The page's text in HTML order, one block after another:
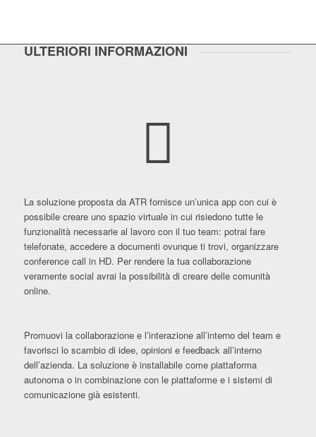
ULTERIORI INFORMAZIONI
La soluzione proposta da ATR fornisce un’unica app con cui è
possibile creare uno spazio virtuale in cui risiedono tutte le
funzionalità necessarie al lavoro con il tuo team: potrai fare
telefonate, accedere a documenti ovunque ti trovi, organizzare
conference call in HD. Per rendere la tua collaborazione
veramente social avrai la possibilità di creare delle comunità
online.
Promuovi la collaborazione e l’interazione all’interno del team e
favorisci lo scambio di idee, opinioni e feedback all’interno
dell’azienda. La soluzione è installabile come piattaforma
autonoma o in combinazione con le piattaforme e i sistemi di
comunicazione già esistenti.